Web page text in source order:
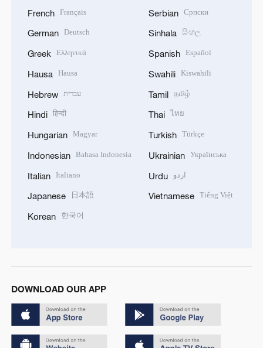
French Français
German Deutsch
Greek Ελληνικά
Hausa Hausa
Hebrew עברית
Hindi हिन्दी
Hungarian Magyar
Indonesian Bahasa Indonesia
Italian Italiano
Japanese 日本語
Korean 한국어
Serbian Српски
Sinhala සිංහල
Spanish Español
Swahili Kiswahili
Tamil தமிழ்
Thai ไทย
Turkish Türkçe
Ukrainian Українська
Urdu اردو
Vietnamese Tiếng Việt
DOWNLOAD OUR APP